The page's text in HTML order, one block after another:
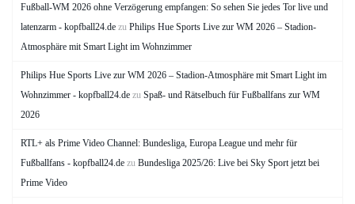
Fußball-WM 2026 ohne Verzögerung empfangen: So sehen Sie jedes Tor live und
latenzarm - kopfball24.de zu Philips Hue Sports Live zur WM 2026 – Stadion-
Atmosphäre mit Smart Light im Wohnzimmer
Philips Hue Sports Live zur WM 2026 – Stadion-Atmosphäre mit Smart Light im
Wohnzimmer - kopfball24.de zu Spaß- und Rätselbuch für Fußballfans zur WM
2026
RTL+ als Prime Video Channel: Bundesliga, Europa League und mehr für
Fußballfans - kopfball24.de zu Bundesliga 2025/26: Live bei Sky Sport jetzt bei
Prime Video